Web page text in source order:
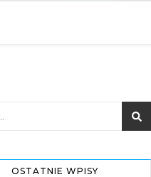
OSTATNIE WPISY